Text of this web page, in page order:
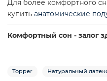
Для более комфортного
купить анатомические
Комфортный сон - залог
Topper Натуральный